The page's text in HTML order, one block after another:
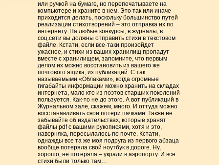
или ручкой на бумаге, но перепечатываете на
компьютере и храните в нем. Это так или иначе
приходится делать, поскольку большинство путей
реализации стихотворений – это отправка их по
интернету. На любые конкурсы, в журналы, в
соц.сети вы должны отправить стихи в текстовом
файле. Кстати, если все-таки произойдет
ужасное, и стихи из ваших хранилищ пропадут
вместе с хранилищем, запомните, что первым
делом их можно восстановить из вашего же
почтового ящика, из публикаций. С так
называемыми «Облаками», когда огромные
гигабайты информации можно хранить на складах
интернета, мало кто из поэтов старших поколений
пользуется. Как-то не до этого. А вот публикаций в
Журнальном зале, скажем, много. И оттуда можно
восстанавливать свои потери пачками. Также не
забывайте об издательствах, которые хранят
файлы pdf с вашими рукописями, хотя и это,
наверняка, пересылалось по почте. Кстати,
однажды все та же моя подруга из первого абзаца
вообще потеряла свой ноутбук в дороге. Ну,
хорошо, не потеряла – украли в аэропорту. И все
стихи были только там…